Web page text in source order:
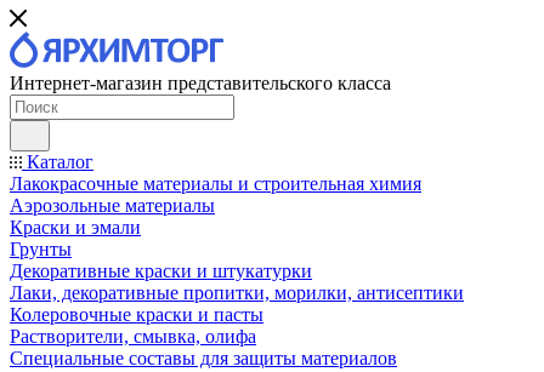
Интернет-магазин представительского класса
Каталог
Лакокрасочные материалы и строительная химия
Аэрозольные материалы
Краски и эмали
Грунты
Декоративные краски и штукатурки
Лаки, декоративные пропитки, морилки, антисептики
Колеровочные краски и пасты
Растворители, смывка, олифа
Специальные составы для защиты материалов